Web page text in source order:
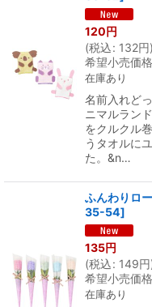
120円
(税込: 132円)
希望小売価格
在庫あり
名前入れど
ニマルラン
をクルクル
うタオルに
た。&n…
ふんわりロ
35-54]
135円
(税込: 149円
希望小売価格
在庫あり